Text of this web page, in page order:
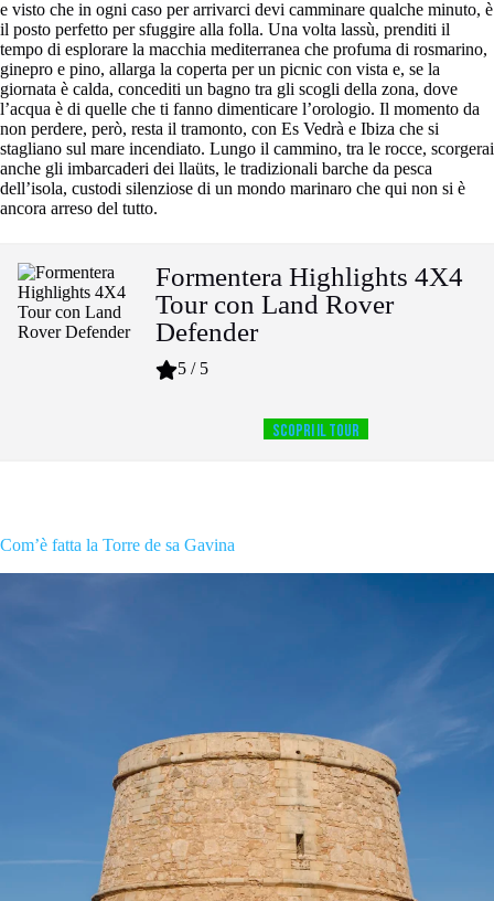
e visto che in ogni caso per arrivarci devi camminare qualche minuto, è
il posto perfetto per sfuggire alla folla. Una volta lassù, prenditi il
tempo di esplorare la macchia mediterranea che profuma di rosmarino,
ginepro e pino, allarga la coperta per un picnic con vista e, se la
giornata è calda, concediti un bagno tra gli scogli della zona, dove
l’acqua è di quelle che ti fanno dimenticare l’orologio. Il momento da
non perdere, però, resta il tramonto, con Es Vedrà e Ibiza che si
stagliano sul mare incendiato. Lungo il cammino, tra le rocce, scorgerai
anche gli imbarcaderi dei llaüts, le tradizionali barche da pesca
dell’isola, custodi silenziose di un mondo marinaro che qui non si è
ancora arreso del tutto.
Formentera Highlights 4X4
Tour con Land Rover
Defender
5 / 5
SCOPRI IL TOUR
Com’è fatta la Torre de sa Gavina